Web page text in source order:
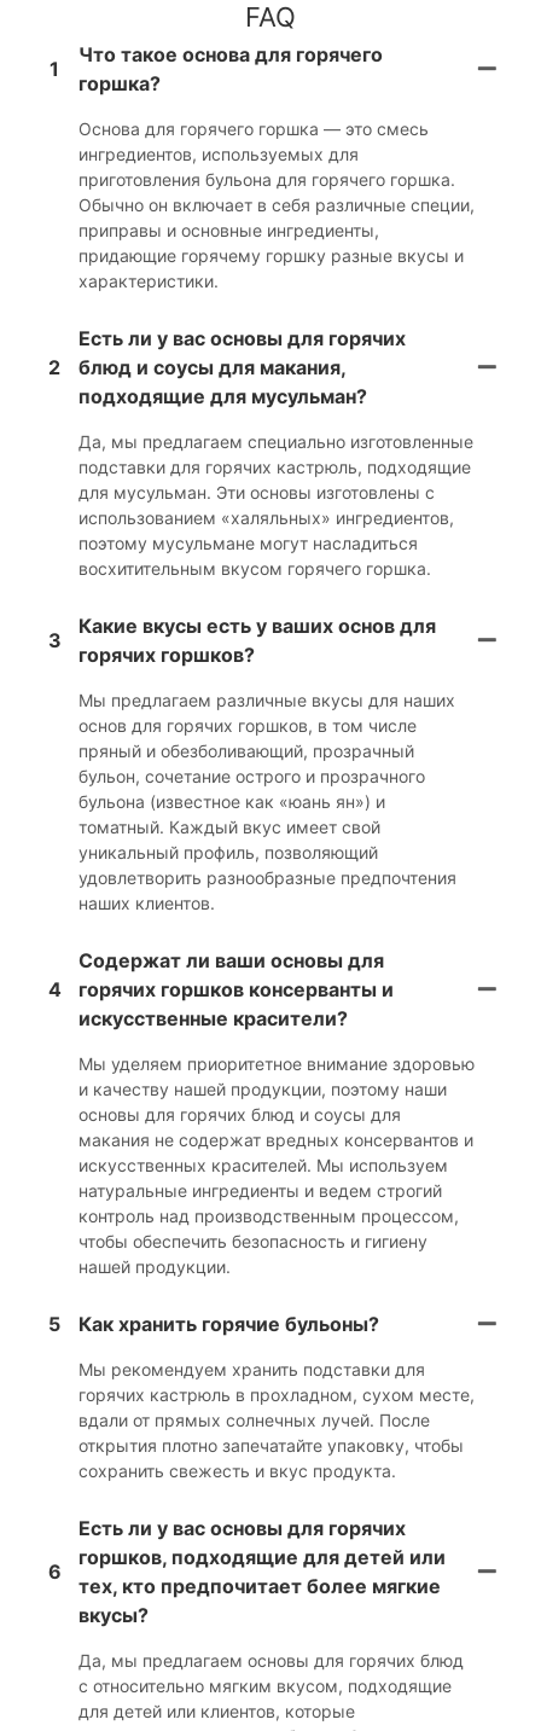
FAQ
1
Что такое основа для горячего
горшка?
Основа для горячего горшка — это смесь
ингредиентов, используемых для
приготовления бульона для горячего горшка.
Обычно он включает в себя различные специи,
приправы и основные ингредиенты,
придающие горячему горшку разные вкусы и
характеристики.
2
Есть ли у вас основы для горячих
блюд и соусы для макания,
подходящие для мусульман?
Да, мы предлагаем специально изготовленные
подставки для горячих кастрюль, подходящие
для мусульман. Эти основы изготовлены с
использованием «халяльных» ингредиентов,
поэтому мусульмане могут насладиться
восхитительным вкусом горячего горшка.
3
Какие вкусы есть у ваших основ для
горячих горшков?
Мы предлагаем различные вкусы для наших
основ для горячих горшков, в том числе
пряный и обезболивающий, прозрачный
бульон, сочетание острого и прозрачного
бульона (известное как «юань ян») и
томатный. Каждый вкус имеет свой
уникальный профиль, позволяющий
удовлетворить разнообразные предпочтения
наших клиентов.
4
Содержат ли ваши основы для
горячих горшков консерванты и
искусственные красители?
Мы уделяем приоритетное внимание здоровью
и качеству нашей продукции, поэтому наши
основы для горячих блюд и соусы для
макания не содержат вредных консервантов и
искусственных красителей. Мы используем
натуральные ингредиенты и ведем строгий
контроль над производственным процессом,
чтобы обеспечить безопасность и гигиену
нашей продукции.
5 Как хранить горячие бульоны?
Мы рекомендуем хранить подставки для
горячих кастрюль в прохладном, сухом месте,
вдали от прямых солнечных лучей. После
открытия плотно запечатайте упаковку, чтобы
сохранить свежесть и вкус продукта.
6
Есть ли у вас основы для горячих
горшков, подходящие для детей или
тех, кто предпочитает более мягкие
вкусы?
Да, мы предлагаем основы для горячих блюд
с относительно мягким вкусом, подходящие
для детей или клиентов, которые